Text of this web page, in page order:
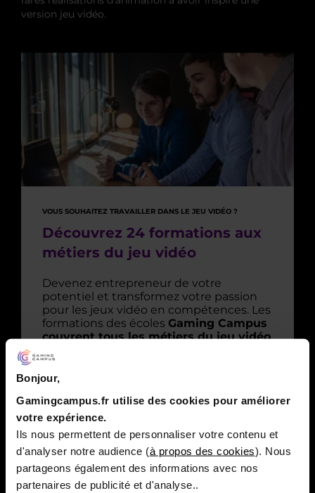
Bonjour,
Gamingcampus.fr utilise des cookies pour améliorer
votre expérience.
Ils nous permettent de personnaliser votre contenu et
d'analyser notre audience (à propos des cookies). Nous
partageons également des informations avec nos
partenaires de publicité et d'analyse..
version jeu vidéo.
VOUS SOUHAITEZ TRAVAILLER DANS LE JEU VIDÉO ?
Découvrez 24 formations aux
métiers du jeu vidéo
Devenez entrepreneur de votre
potentiel et transformez votre passion
pour les jeux vidéo en compétences. Les
formations des écoles Gaming Campus
couvrent tous les métiers du jeu vidéo
arts numériques et nouveaux métiers
de l’esport. Formations en alternance en
bachelor.
VOIR LES FORMATIONS